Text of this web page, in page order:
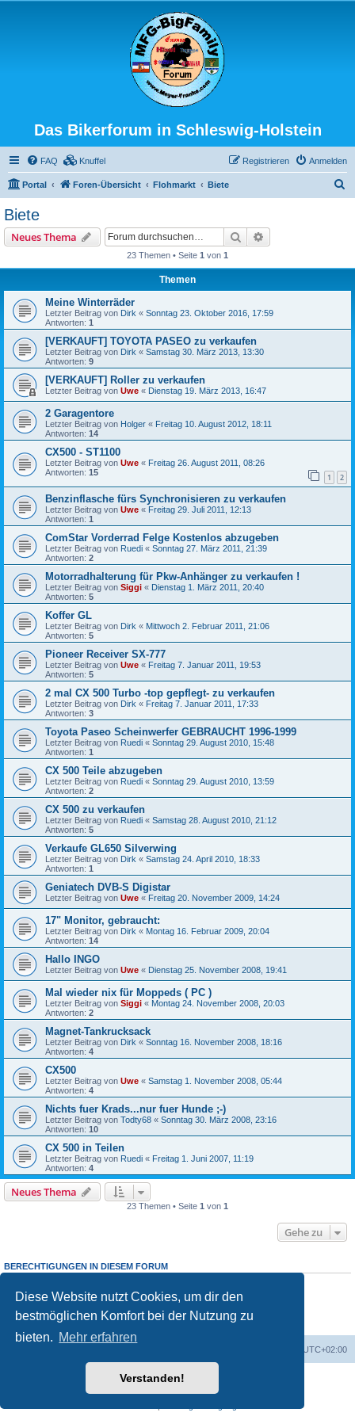
Diese Website nutzt Cookies, um dir den
bestmöglichen Komfort bei der Nutzung zu
bieten. Mehr erfahren
Verstanden!
Das Bikerforum in Schleswig-Holstein
FAQ Knuffel Anmelden
Registrieren
Portal Foren-Übersicht Flohmarkt Biete
Biete
Neues Thema Suche
23 Themen • Seite 1 von 1
Themen
Meine Winterräder
Letzter Beitrag von Dirk « Sonntag 23. Oktober 2016, 17:59
Antworten: 1
[VERKAUFT] TOYOTA PASEO zu verkaufen
Letzter Beitrag von Dirk « Samstag 30. März 2013, 13:30
Antworten: 9
[VERKAUFT] Roller zu verkaufen
Letzter Beitrag von Uwe « Dienstag 19. März 2013, 16:47
2 Garagentore
Letzter Beitrag von Holger « Freitag 10. August 2012, 18:11
Antworten: 14
CX500 - ST1100
Letzter Beitrag von Uwe « Freitag 26. August 2011, 08:26
Antworten: 15 1 2
Benzinflasche fürs Synchronisieren zu verkaufen
Letzter Beitrag von Uwe « Freitag 29. Juli 2011, 12:13
Antworten: 1
ComStar Vorderrad Felge Kostenlos abzugeben
Letzter Beitrag von Ruedi « Sonntag 27. März 2011, 21:39
Antworten: 2
Motorradhalterung für Pkw-Anhänger zu verkaufen !
Letzter Beitrag von Siggi « Dienstag 1. März 2011, 20:40
Antworten: 5
Koffer GL
Letzter Beitrag von Dirk « Mittwoch 2. Februar 2011, 21:06
Antworten: 5
Pioneer Receiver SX-777
Letzter Beitrag von Uwe « Freitag 7. Januar 2011, 19:53
Antworten: 5
2 mal CX 500 Turbo -top gepflegt- zu verkaufen
Letzter Beitrag von Dirk « Freitag 7. Januar 2011, 17:33
Antworten: 3
Toyota Paseo Scheinwerfer GEBRAUCHT 1996-1999
Letzter Beitrag von Ruedi « Sonntag 29. August 2010, 15:48
Antworten: 1
CX 500 Teile abzugeben
Letzter Beitrag von Ruedi « Sonntag 29. August 2010, 13:59
Antworten: 2
CX 500 zu verkaufen
Letzter Beitrag von Ruedi « Samstag 28. August 2010, 21:12
Antworten: 5
Verkaufe GL650 Silverwing
Letzter Beitrag von Dirk « Samstag 24. April 2010, 18:33
Antworten: 1
Geniatech DVB-S Digistar
Letzter Beitrag von Uwe « Freitag 20. November 2009, 14:24
17" Monitor, gebraucht:
Letzter Beitrag von Dirk « Montag 16. Februar 2009, 20:04
Antworten: 14
Hallo INGO
Letzter Beitrag von Uwe « Dienstag 25. November 2008, 19:41
Mal wieder nix für Moppeds ( PC )
Letzter Beitrag von Siggi « Montag 24. November 2008, 20:03
Antworten: 2
Magnet-Tankrucksack
Letzter Beitrag von Dirk « Sonntag 16. November 2008, 18:16
Antworten: 4
CX500
Letzter Beitrag von Uwe « Samstag 1. November 2008, 05:44
Antworten: 4
Nichts fuer Krads...nur fuer Hunde ;-)
Letzter Beitrag von Todty68 « Sonntag 30. März 2008, 23:16
Antworten: 10
CX 500 in Teilen
Letzter Beitrag von Ruedi « Freitag 1. Juni 2007, 11:19
Antworten: 4
Neues Thema
23 Themen • Seite 1 von 1
Gehe zu
BERECHTIGUNGEN IN DIESEM FORUM
Du darfst keineAntworten zu Themen in diesem Forum erstellen.
Du darfst deine Beiträge in diesem Forumnichtändern.
Du darfst deine Beiträge in diesem Forum nicht löschen.
keine
UTC+02:00
Powered byphpBB® Forum Software © phpBB Limited
phpBB.de